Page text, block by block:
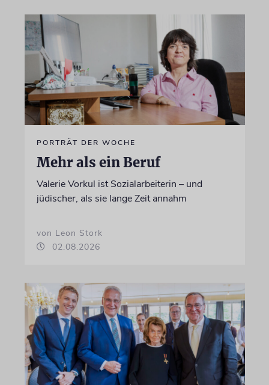
PORTRÄT DER WOCHE
Mehr als ein Beruf
Valerie Vorkul ist Sozialarbeiterin – und
jüdischer, als sie lange Zeit annahm
von Leon Stork
02.08.2026